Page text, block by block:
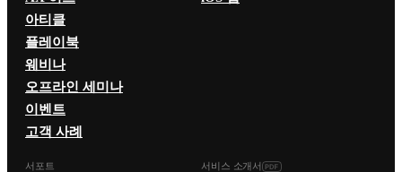
아티클
플레이북
웨비나
오프라인 세미나
이벤트
고객 사례
서포트 서비스 소개서